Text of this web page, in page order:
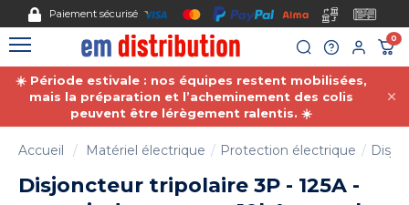
sécurisé
0
☀️ Période estivale : nos équipes restent mobilisées,
mais la préparation et l’acheminement des colis
peuvent être lérègement ralentis. ☀️
Accueil Matériel électrique Protection électrique
Disjoncteur tripolaire 3P - 125A -
Gestion des cookies